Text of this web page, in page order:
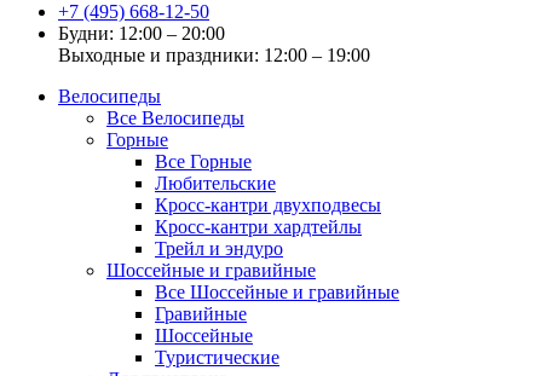
+7 (495) 668-12-50
Будни: 12:00 – 20:00
Выходные и праздники: 12:00 – 19:00
Велосипеды
Все Велосипеды
Горные
Все Горные
Любительские
Кросс-кантри двухподвесы
Кросс-кантри хардтейлы
Трейл и эндуро
Шоссейные и гравийные
Все Шоссейные и гравийные
Гравийные
Шоссейные
Туристические